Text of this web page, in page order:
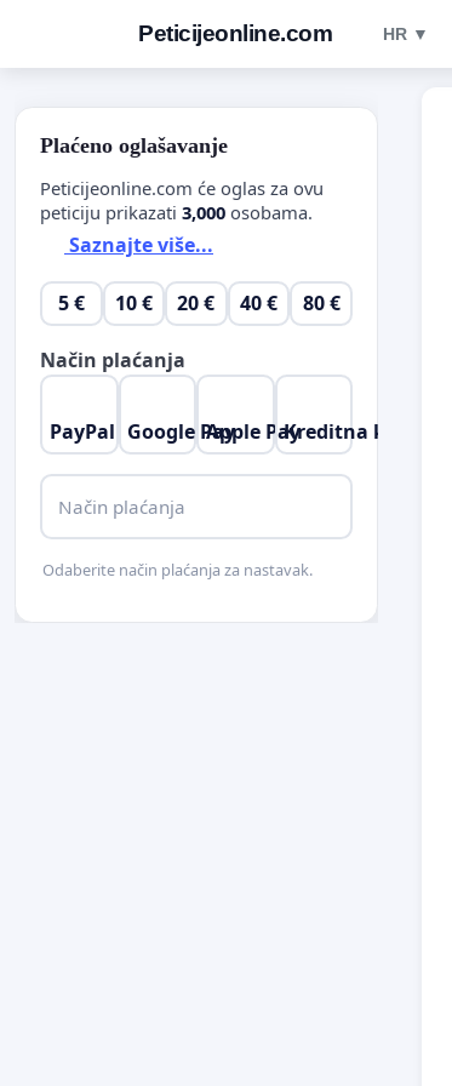
Peticijeonline.com HR ▼
Plaćeno oglašavanje
Peticijeonline.com će oglas za ovu
peticiju prikazati 3,000 osobama.
Saznajte više...
5 € 10 € 20 € 40 € 80 €
Način plaćanja
PayPal Google PayApple PayKreditna kartica
Način plaćanja
Odaberite način plaćanja za nastavak.